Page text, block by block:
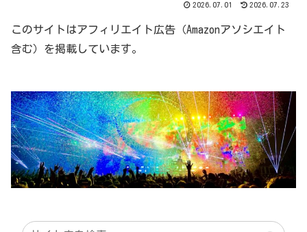
2026.07.01 2026.07.23
このサイトはアフィリエイト広告（Amazonアソシエイト
含む）を掲載しています。